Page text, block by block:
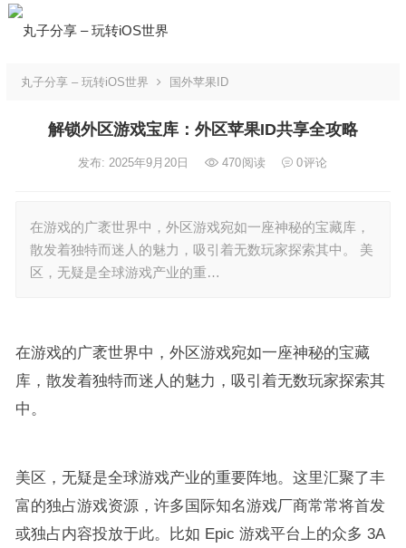
丸子分享 – 玩转iOS世界 国外苹果ID
解锁外区游戏宝库：外区苹果ID共享全攻略
发布: 2025年9月20日 470阅读 0评论
在游戏的广袤世界中，外区游戏宛如一座神秘的宝藏库，
散发着独特而迷人的魅力，吸引着无数玩家探索其中。​ 美
区，无疑是全球游戏产业的重…
在游戏的广袤世界中，外区游戏宛如一座神秘的宝藏
库，散发着独特而迷人的魅力，吸引着无数玩家探索其
中。​
美区，无疑是全球游戏产业的重要阵地。这里汇聚了丰
富的独占游戏资源，许多国际知名游戏厂商常常将首发
或独占内容投放于此。比如 Epic 游戏平台上的众多 3A